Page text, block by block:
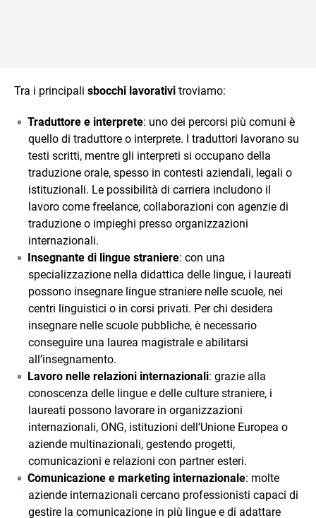
Tra i principali sbocchi lavorativi troviamo:
Traduttore e interprete: uno dei percorsi più comuni è
quello di traduttore o interprete. I traduttori lavorano su
testi scritti, mentre gli interpreti si occupano della
traduzione orale, spesso in contesti aziendali, legali o
istituzionali. Le possibilità di carriera includono il
lavoro come freelance, collaborazioni con agenzie di
traduzione o impieghi presso organizzazioni
internazionali.
Insegnante di lingue straniere: con una
specializzazione nella didattica delle lingue, i laureati
possono insegnare lingue straniere nelle scuole, nei
centri linguistici o in corsi privati. Per chi desidera
insegnare nelle scuole pubbliche, è necessario
conseguire una laurea magistrale e abilitarsi
all’insegnamento.
Lavoro nelle relazioni internazionali: grazie alla
conoscenza delle lingue e delle culture straniere, i
laureati possono lavorare in organizzazioni
internazionali, ONG, istituzioni dell’Unione Europea o
aziende multinazionali, gestendo progetti,
comunicazioni e relazioni con partner esteri.
Comunicazione e marketing internazionale: molte
aziende internazionali cercano professionisti capaci di
gestire la comunicazione in più lingue e di adattare